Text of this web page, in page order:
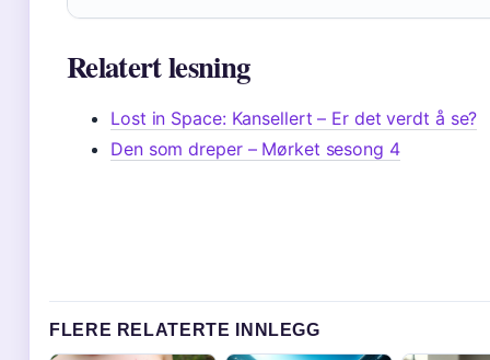
Relatert lesning
Lost in Space: Kansellert – Er det verdt å se?
Den som dreper – Mørket sesong 4
FLERE RELATERTE INNLEGG